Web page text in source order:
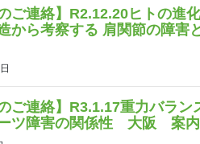
ご連絡】R2.12.20ヒトの進
から考察する 肩関節の障害
ご連絡】R3.1.17重力バラン
ツ障害の関係性 大阪 案内